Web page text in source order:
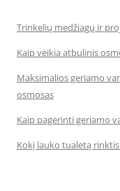
Trinkelių medžiagų ir
Kaip veikia atbulinis
Maksimalios geriamo
osmosas
Kaip pagerinti geriamo
Kokį lauko tualetą